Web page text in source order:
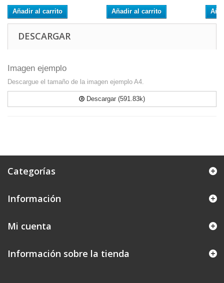
Añadir al carrito Añadir al carrito
DESCARGAR
Imagen ejemplo
Descargue el tamaño de la imagen ejemplo A4.
Descargar (591.83k)
Categorías
Información
Mi cuenta
Información sobre la tienda